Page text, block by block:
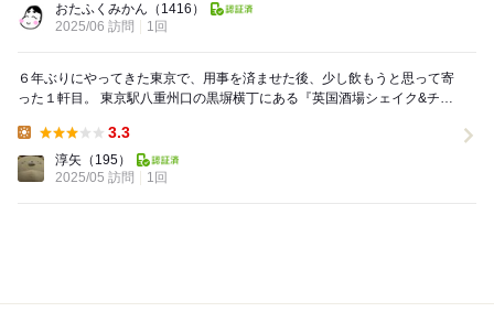
おたふくみかん （1416）
2025/06 訪問
1回
６年ぶりにやってきた東京で、用事を済ませた後、少し飲もうと思って寄
った１軒目。 東京駅八重州口の黒塀横丁にある『英国酒場シェイク&チッ
3.3
淳矢 （195）
2025/05 訪問
1回